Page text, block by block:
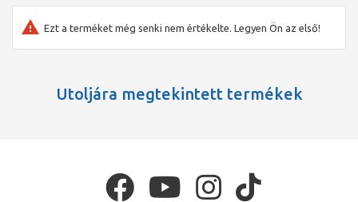
Ezt a terméket még senki nem értékelte. Legyen Ön az első!
Utoljára megtekintett termékek